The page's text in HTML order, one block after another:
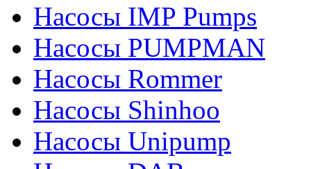
Насосы IMP Pumps
Насосы PUMPMAN
Насосы Rommer
Насосы Shinhoo
Насосы Unipump